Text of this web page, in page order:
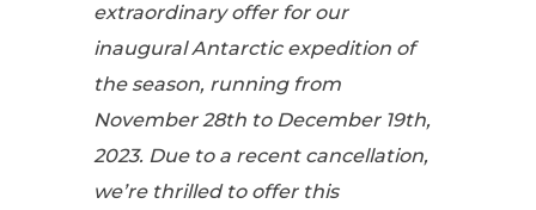
extraordinary offer for our
inaugural Antarctic expedition of
the season, running from
November 28th to December 19th,
2023. Due to a recent cancellation,
we’re thrilled to offer this